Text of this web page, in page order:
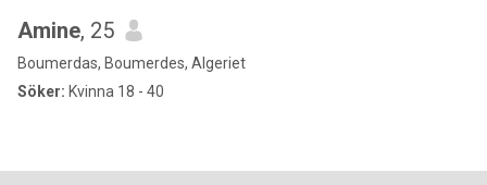
Amine, 25
Boumerdas, Boumerdes, Algeriet
Söker: Kvinna 18 - 40